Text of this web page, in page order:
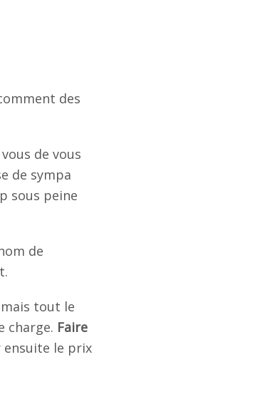
des
de vous
de sympa
sous peine
de
tout le
charge. Faire
ensuite le prix